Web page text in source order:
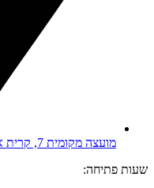
מועצה מקומית 7, קרית ארבע
שעות פתיחה: